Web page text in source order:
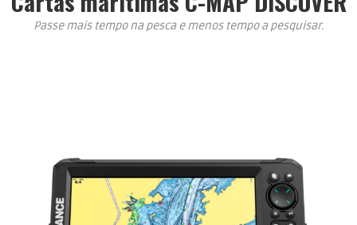
Passe mais tempo na pesca e menos tempo a pesquisar.